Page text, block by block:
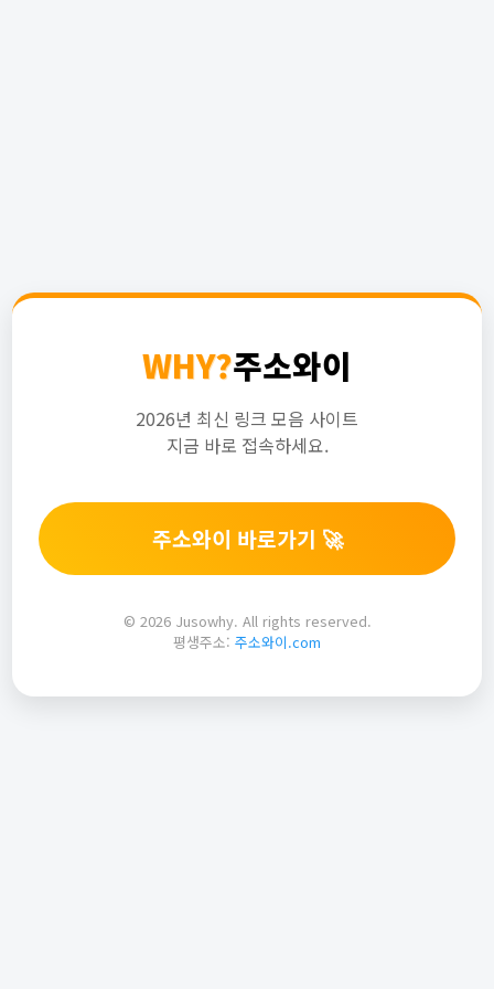
WHY?주소와이
2026년 최신 링크 모음 사이트
지금 바로 접속하세요.
주소와이 바로가기 🚀
© 2026 Jusowhy. All rights reserved.
평생주소: 주소와이.com